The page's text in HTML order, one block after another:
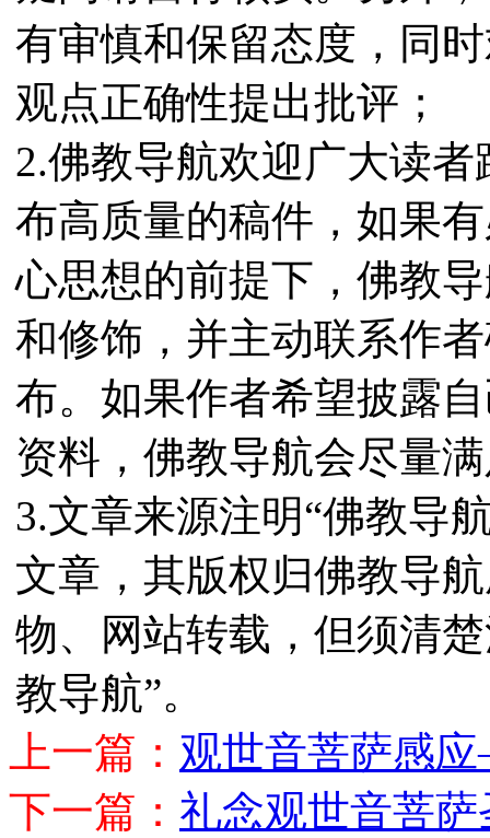
有审慎和保留态度，同
观点正确性提出批评；
2.佛教导航欢迎广大读
布高质量的稿件，如果
心思想的前提下，佛教
和修饰，并主动联系作
布。如果作者希望披露
资料，佛教导航会尽量
3.文章来源注明“佛教导
文章，其版权归佛教导
物、网站转载，但须清
教导航”。
上一篇： 观世音菩萨感
下一篇： 礼念观世音菩